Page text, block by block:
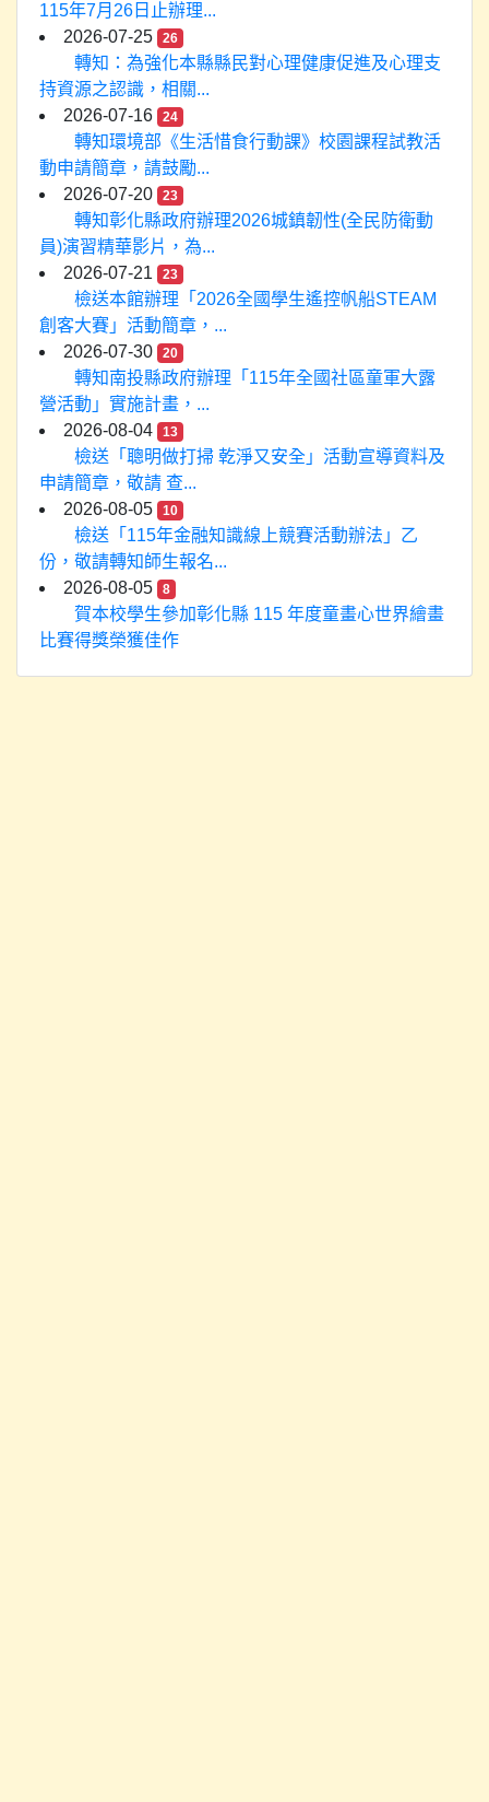
115年7月26日止辦理...
2026-07-25
26
轉知：為強化本縣縣民對心理健康促進及心理支
持資源之認識，相關...
2026-07-16
24
轉知環境部《生活惜食行動課》校園課程試教活
動申請簡章，請鼓勵...
2026-07-20
23
轉知彰化縣政府辦理2026城鎮韌性(全民防衛動
員)演習精華影片，為...
2026-07-21
23
檢送本館辦理「2026全國學生遙控帆船STEAM
創客大賽」活動簡章，...
2026-07-30
20
轉知南投縣政府辦理「115年全國社區童軍大露
營活動」實施計畫，...
2026-08-04
13
檢送「聰明做打掃 乾淨又安全」活動宣導資料及
申請簡章，敬請 查...
2026-08-05
10
檢送「115年金融知識線上競賽活動辦法」乙
份，敬請轉知師生報名...
2026-08-05
8
賀本校學生參加彰化縣 115 年度童畫心世界繪畫
比賽得獎榮獲佳作